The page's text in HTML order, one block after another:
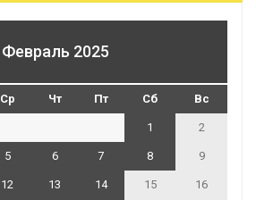
Февраль 2025
Ср Чт Пт Сб Вс
1 2
5 6 7 8 9
12 13 14 15 16